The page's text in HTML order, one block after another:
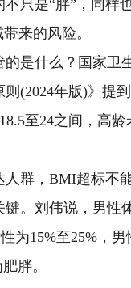
只是“胖”，同样
来的风险。
是什么？国家卫
则(2024年版)》提
至24之间，高龄
群，BMI超标不
。刘伟说，男性
为15%至25%，
胖。